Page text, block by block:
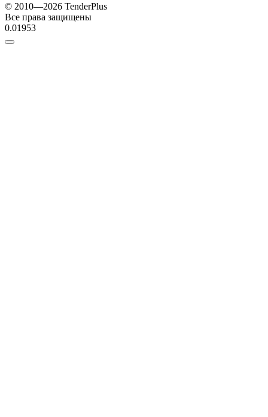
© 2010—2026 TenderPlus
Все права защищены
0.01953